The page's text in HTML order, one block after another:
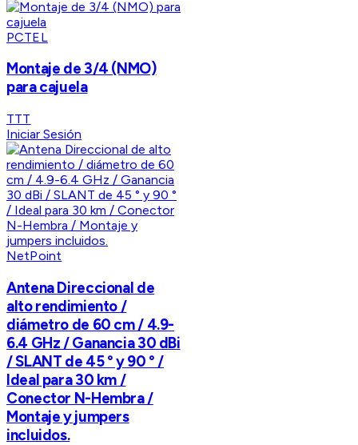
PCTEL
Montaje de 3/4 (NMO)
para cajuela
TTT
Iniciar Sesión
NetPoint
Antena Direccional de
alto rendimiento /
diámetro de 60 cm / 4.9-
6.4 GHz / Ganancia 30 dBi
/ SLANT de 45 ° y 90 ° /
Ideal para 30 km /
Conector N-Hembra /
Montaje y jumpers
incluidos.